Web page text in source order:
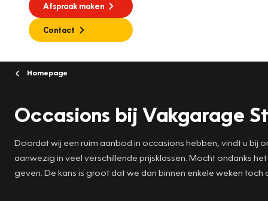
Afspraak maken
Contact
Homepage
Occasions bij Vakgarage
Doordat wij een ruim aanbod in occasions hebben, vindt u bij
aanwezig in veel verschillende prijsklassen. Mocht ondanks
geven. De kans is groot dat we dan binnen enkele weken